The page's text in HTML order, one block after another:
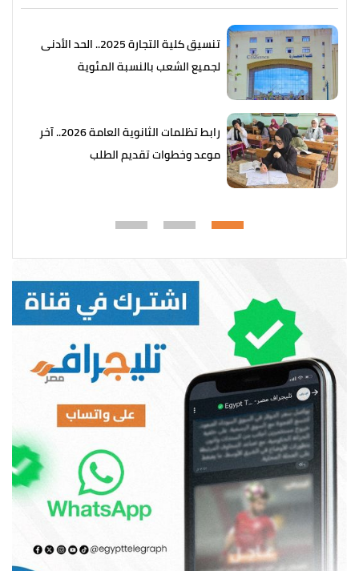
تنسيق كلية التجارة 2025.. الحد الأدنى
لجميع الشعب بالنسبة المئوية
رابط تظلمات الثانوية العامة 2026.. آخر
موعد وخطوات تقديم الطلب